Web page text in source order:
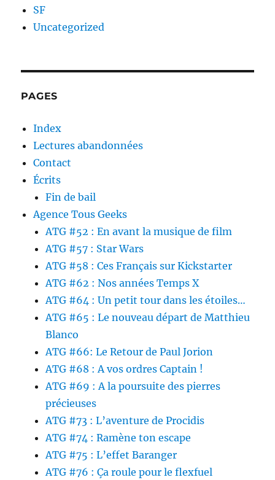
SF
Uncategorized
PAGES
Index
Lectures abandonnées
Contact
Écrits
Fin de bail
Agence Tous Geeks
ATG #52 : En avant la musique de film
ATG #57 : Star Wars
ATG #58 : Ces Français sur Kickstarter
ATG #62 : Nos années Temps X
ATG #64 : Un petit tour dans les étoiles…
ATG #65 : Le nouveau départ de Matthieu
Blanco
ATG #66: Le Retour de Paul Jorion
ATG #68 : A vos ordres Captain !
ATG #69 : A la poursuite des pierres
précieuses
ATG #73 : L’aventure de Procidis
ATG #74 : Ramène ton escape
ATG #75 : L’effet Baranger
ATG #76 : Ça roule pour le flexfuel